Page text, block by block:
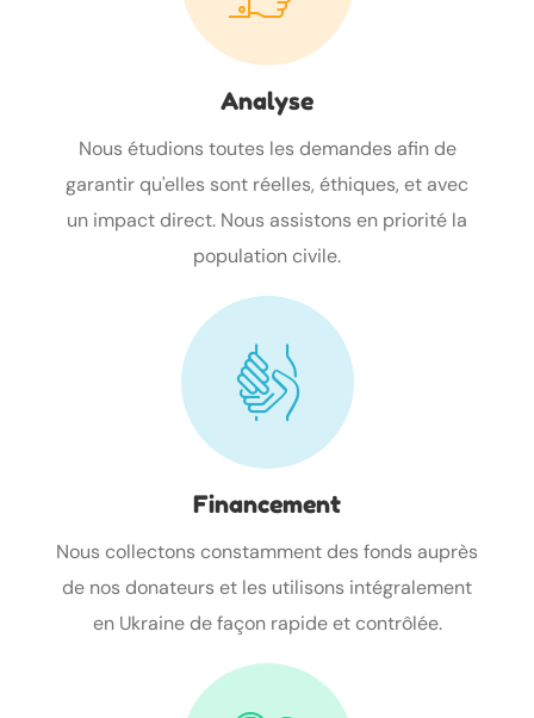
Analyse
Nous étudions toutes les demandes afin de
garantir qu'elles sont réelles, éthiques, et avec
un impact direct. Nous assistons en priorité la
population civile.
Financement
Nous collectons constamment des fonds auprès
de nos donateurs et les utilisons intégralement
en Ukraine de façon rapide et contrôlée.